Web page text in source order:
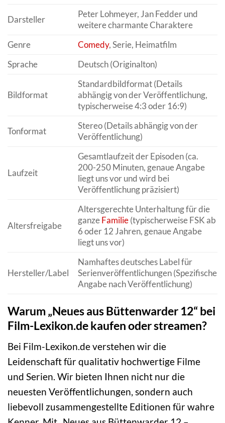
Darsteller
Peter Lohmeyer, Jan Fedder und
weitere charmante Charaktere
Genre
Comedy, Serie, Heimatfilm
Sprache
Deutsch (Originalton)
Bildformat
Standardbildformat (Details
abhängig von der Veröffentlichung,
typischerweise 4:3 oder 16:9)
Tonformat
Stereo (Details abhängig von der
Veröffentlichung)
Laufzeit
Gesamtlaufzeit der Episoden (ca.
200-250 Minuten, genaue Angabe
liegt uns vor und wird bei
Veröffentlichung präzisiert)
Altersfreigabe
Altersgerechte Unterhaltung für die
ganzeFamilie(typischerweise FSK ab
6 oder 12 Jahren, genaue Angabe
liegt uns vor)
Hersteller/Label
Namhaftes deutsches Label für
Serienveröffentlichungen (Spezifische
Angabe nach Veröffentlichung)
Warum „Neues aus Büttenwarder 12“ bei
Film-Lexikon.de kaufen oder streamen?
Bei Film-Lexikon.de verstehen wir die
Leidenschaft für qualitativ hochwertige Filme
und Serien. Wir bieten Ihnen nicht nur die
neuesten Veröffentlichungen, sondern auch
liebevoll zusammengestellte Editionen für wahre